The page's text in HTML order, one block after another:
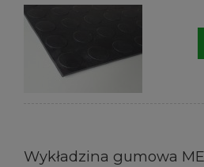
Wykładzina gumowa